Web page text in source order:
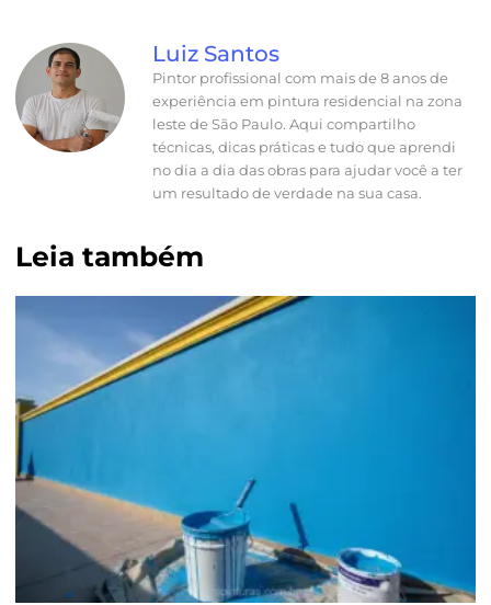
Luiz Santos
Pintor profissional com mais de 8 anos de
experiência em pintura residencial na zona
leste de São Paulo. Aqui compartilho
técnicas, dicas práticas e tudo que aprendi
no dia a dia das obras para ajudar você a ter
um resultado de verdade na sua casa.
Leia também